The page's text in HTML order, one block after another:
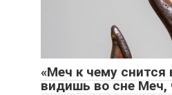
«Меч к чему снится
видишь во сне Меч,